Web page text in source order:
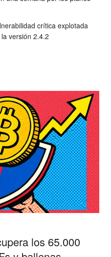
crítica explotada
versión 2.4.2
los 65.000